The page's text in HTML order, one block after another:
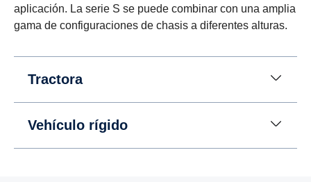
aplicación. La serie S se puede combinar con una amplia
gama de configuraciones de chasis a diferentes alturas.
Tractora
Vehículo rígido